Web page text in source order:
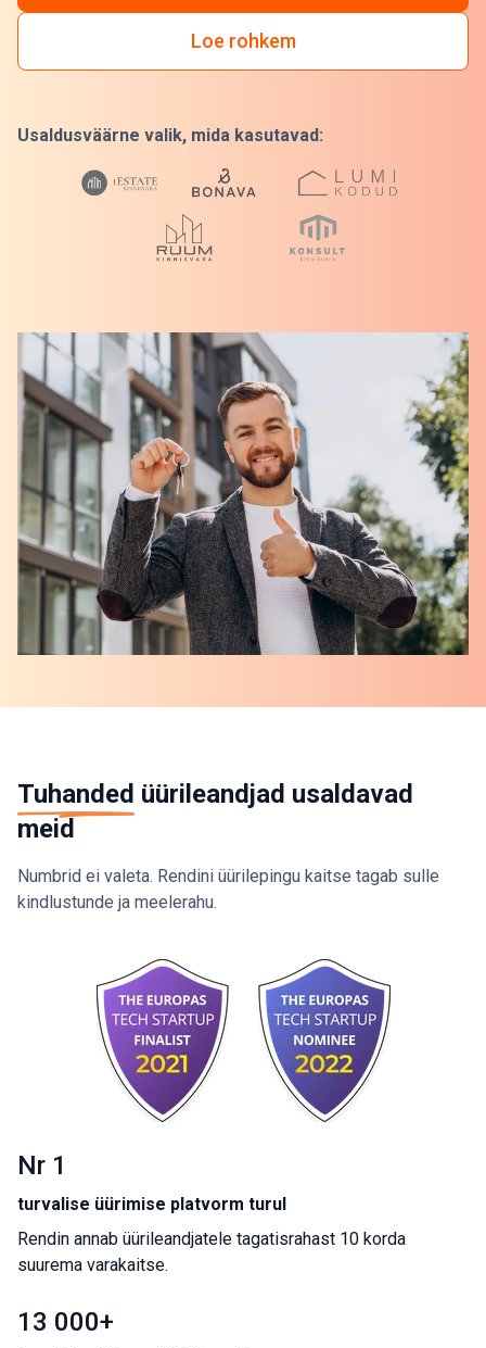
Loe rohkem
Usaldusväärne valik, mida kasutavad:
Tuhanded üürileandjad usaldavad
meid
Numbrid ei valeta. Rendini üürilepingu kaitse tagab sulle
kindlustunde ja meelerahu.
Nr 1
turvalise üürimise platvorm turul
Rendin annab üürileandjatele tagatisrahast 10 korda
suurema varakaitse.
13 000+